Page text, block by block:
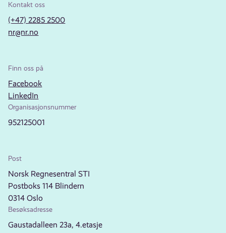
Kontakt oss
(+47) 2285 2500
nr@nr.no
Finn oss på
Facebook
LinkedIn
Organisasjonsnummer
952125001
Post
Norsk Regnesentral STI
Postboks 114 Blindern
0314 Oslo
Besøksadresse
Gaustadalleen 23a, 4.etasje